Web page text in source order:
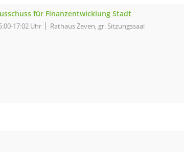
für Finanzentwicklung Stadt
17:02 Uhr Rathaus Zeven, gr. Sitzungssaal